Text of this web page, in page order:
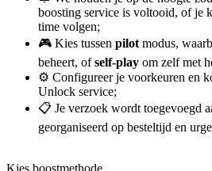
boosting service is voltooid, of je
time volgen;
🎮 Kies tussen pilot modus,
beheert, ofself-play om zelf met
⚙️ Configureer je voorkeuren en
Unlock service;
📋 Je verzoek wordt toegevoegd
georganiseerd op besteltijd en
Kies boostmethode